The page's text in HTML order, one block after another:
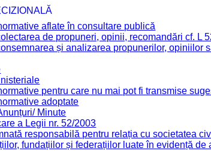
aflate în consultare publică
de propuneri, opinii, recomandări cf. L
și analizarea propunerilor, opiniilor
pentru care nu mai pot fi transmise
adoptate
Minute
a Legii nr. 52/2003
responsabilă pentru relația cu societatea
fundațiilor și federațiilor luate în evidență de